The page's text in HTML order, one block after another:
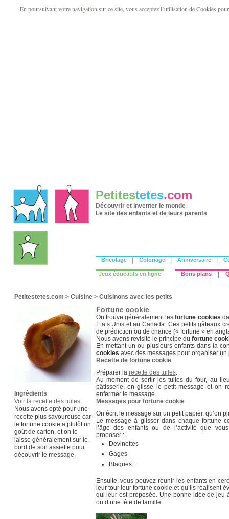
En poursuivant votre navigation sur ce site, vous acceptez l’utilisation de Cookies
Petitestetes.com
Découvrir et inventer le monde
Le site des enfants et de leurs parents
Bricolage Coloriage Anniversaire
Jeux éducatifs en ligne Bons plans
Petitestetes.com > Cuisine > Cuisinons avec les petits
Ingrédients
Voir la recette des tuiles
Nous avons opté pour une
recette plus savoureuse car
le fortune cookie a plutôt un
goût de carton, et on le
laisse généralement sur le
bord de son assiette pour
découvrir le message.
Fortune cookie
On trouve généralement lesfortune cookies
Etats Unis et au Canada. Ces petits gâteaux
de prédiction ou de chance (« fortune » en
Nous avons revisité le principe du fortune
En mettant un ou plusieurs enfants dans la
cookies avec des messages pour organiser un
Recette de fortune cookie
Préparer la recette des tuiles.
Au moment de sortir les tuiles du four, au
pâtisserie, on glisse le petit message et on
enfermer le message.
Messages pour fortune cookie
On écrit le message sur un petit papier, qu’on
Le message à glisser dans chaque fortune
l’âge des enfants ou de l’activité que
proposer :
Devinettes
Gages
Blagues…
Ensuite, vous pouvez réunir les enfants en
leur tour leur fortune cookie et qu’ils réalisent
qui leur est proposée. Une bonne idée de jeu
ou d’une fête de famille.